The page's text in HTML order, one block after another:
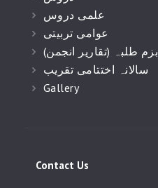
علمی دروس
عوامی تربیتی
(بزم طلبہ (تقاریر انجمن
سالانہ اختتامی تقریب
Gallery
Contact Us